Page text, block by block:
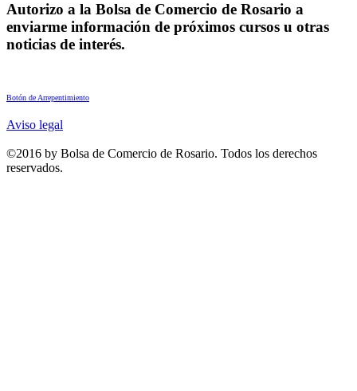
Autorizo a la Bolsa de Comercio de Rosario a
enviarme información de próximos cursos u otras
noticias de interés.
Botón de Arrepentimiento
Aviso legal
©2016 by Bolsa de Comercio de Rosario. Todos los derechos
reservados.